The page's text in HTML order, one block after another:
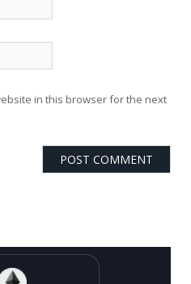
in this browser for the next